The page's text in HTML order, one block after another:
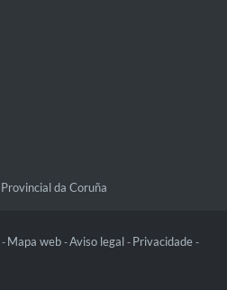
da Coruña
- Mapa web -Aviso legal - Privacidade -